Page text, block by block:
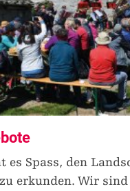
es Spass, den
erkunden. Wir